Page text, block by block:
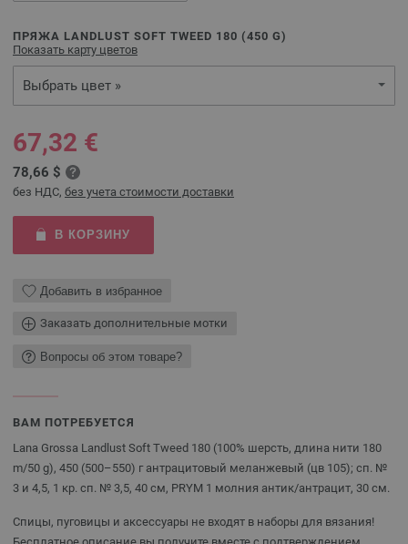
ПРЯЖА LANDLUST SOFT TWEED 180 (450 G)
Показать карту цветов
Выбрать цвет »
67,32 €
78,66 $
без НДС, без учета стоимости доставки
В КОРЗИНУ
Добавить в избранное
Заказать дополнительные мотки
Вопросы об этом товаре?
ВАМ ПОТРЕБУЕТСЯ
Lana Grossa Landlust Soft Tweed 180 (100% шерсть, длина нити 180
m/50 g), 450 (500–550) г антрацитовый меланжевый (цв 105); сп. №
3 и 4,5, 1 кр. сп. № 3,5, 40 см, PRYM 1 молния антик/антрацит, 30 см.
Спицы, пуговицы и аксессуары не входят в наборы для вязания!